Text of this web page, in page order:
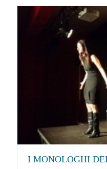
I MONOLOGHI